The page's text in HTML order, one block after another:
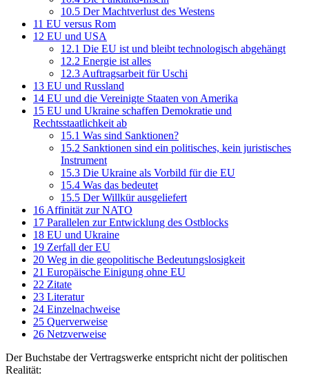
10.5 Der Machtverlust des Westens
11 EU versus Rom
12 EU und USA
12.1 Die EU ist und bleibt technologisch abgehängt
12.2 Energie ist alles
12.3 Auftragsarbeit für Uschi
13 EU und Russland
14 EU und die Vereinigte Staaten von Amerika
15 EU und Ukraine schaffen Demokratie und
Rechtsstaatlichkeit ab
15.1 Was sind Sanktionen?
15.2 Sanktionen sind ein politisches, kein juristisches
Instrument
15.3 Die Ukraine als Vorbild für die EU
15.4 Was das bedeutet
15.5 Der Willkür ausgeliefert
16 Affinität zur NATO
17 Parallelen zur Entwicklung des Ostblocks
18 EU und Ukraine
19 Zerfall der EU
20 Weg in die geopolitische Bedeutungslosigkeit
21 Europäische Einigung ohne EU
22 Zitate
23 Literatur
24 Einzelnachweise
25 Querverweise
26 Netzverweise
Der Buchstabe der Vertragswerke entspricht nicht der politischen
Realität: